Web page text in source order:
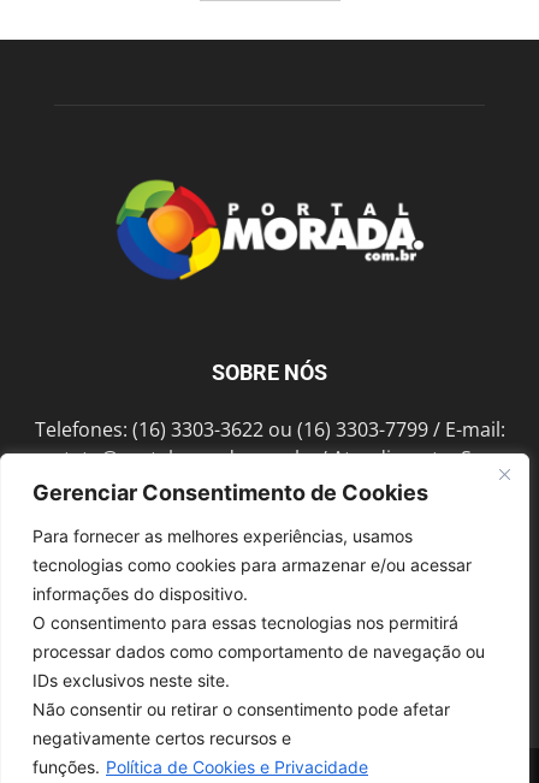
Gerenciar Consentimento de Cookies
Para fornecer as melhores experiências, usamos
tecnologias como cookies para armazenar e/ou acessar
informações do dispositivo.
O consentimento para essas tecnologias nos permitirá
processar dados como comportamento de navegação ou
IDs exclusivos neste site.
Não consentir ou retirar o consentimento pode afetar
negativamente certos recursos e
funções. Política de Cookies e Privacidade
SOBRE NÓS
Telefones: (16) 3303-3622 ou (16) 3303-7799 / E-mail:
contato@portalmorada.com.br/ Atendimento: Seg a
Sex das 8h às 18h / Endereço: Av. Bento de Abreu, 889
SIGA-NOS
© 1997-2022, GRUPO ROBERTO MONTORO É proibida a reprodução do